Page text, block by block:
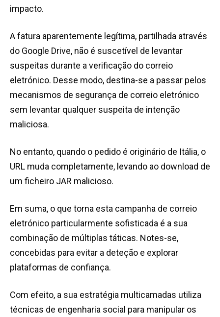
impacto.
A fatura aparentemente legítima, partilhada através
do Google Drive, não é suscetível de levantar
suspeitas durante a verificação do correio
eletrónico. Desse modo, destina-se a passar pelos
mecanismos de segurança de correio eletrónico
sem levantar qualquer suspeita de intenção
maliciosa.
No entanto, quando o pedido é originário de Itália, o
URL muda completamente, levando ao download de
um ficheiro JAR malicioso.
Em suma, o que torna esta campanha de correio
eletrónico particularmente sofisticada é a sua
combinação de múltiplas táticas. Notes-se,
concebidas para evitar a deteção e explorar
plataformas de confiança.
Com efeito, a sua estratégia multicamadas utiliza
técnicas de engenharia social para manipular os